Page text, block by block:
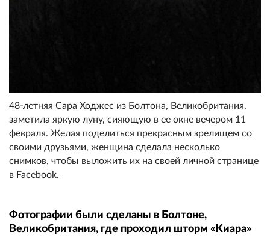
48-летняя Сара Ходжес из Болтона, Великобритания,
заметила яркую луну, сияющую в ее окне вечером 11
февраля. Желая поделиться прекрасным зрелищем со
своими друзьями, женщина сделала несколько
снимков, чтобы выложить их на своей личной странице
в Facebook.
Фотографии были сделаны в Болтоне,
Великобритания, где проходил шторм «Киара»